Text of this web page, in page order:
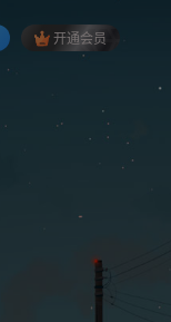
开通会员